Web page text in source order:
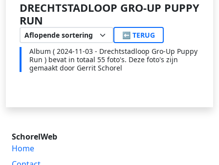
DRECHTSTADLOOP GRO-UP PUPPY
RUN
⬅ TERUG
Album ( 2024-11-03 - Drechtstadloop Gro-Up Puppy
Run ) bevat in totaal 55 foto's. Deze foto's zijn
gemaakt door Gerrit Schorel
SchorelWeb
Home